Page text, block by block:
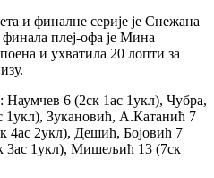
и финалне серије је Снежана
плеј-офа је Мина
и ухватила 20 лопти за
6 (2ск 1ас 1укл), Чубра,
1укл), Зукановић, А.Катанић 7
4ас 2укл), Дешић, Бојовић 7
3ас 1укл), Мишељић 13 (7ск